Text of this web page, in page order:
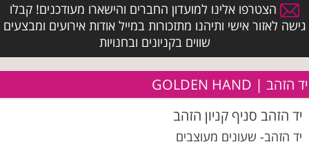
הצטרפו אלינו למועדון החברים והישארו מעודכנים! קבלו
גישה לאזור אישי ותיהנו מתזכורות במייל אודות אירועים ומבצעים
שווים בקניונים ובחנויות
יד הזהב | GOLDEN HAND
יד הזהב סניף קניון הזהב
יד הזהב- שעונים מעוצבים